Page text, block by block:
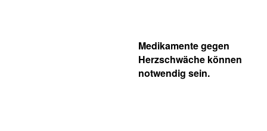
Medikamente gegen
Herzschwäche können
notwendig sein.